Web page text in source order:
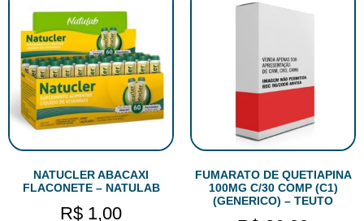
NATUCLER ABACAXI
FLACONETE – NATULAB
R$ 1,00
FUMARATO DE QUETIAPINA
100MG C/30 COMP (C1)
(GENERICO) – TEUTO